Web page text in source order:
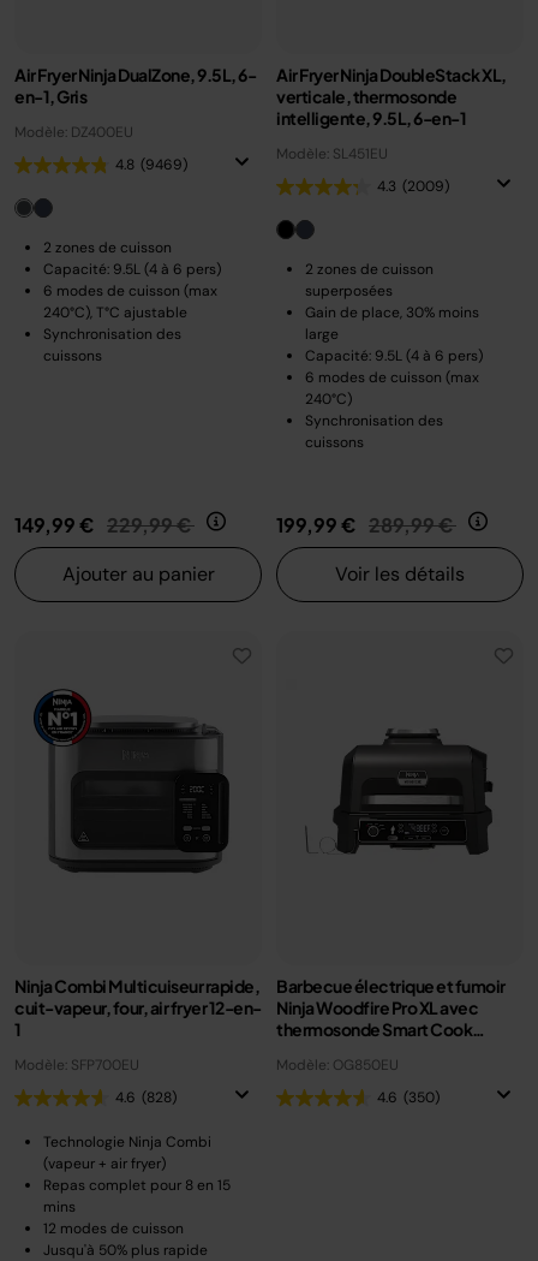
Air Fryer Ninja DualZone, 9.5L, 6-
en-1, Gris
Modèle: DZ400EU
4.8 (9469)
2 zones de cuisson
Capacité: 9.5L (4 à 6 pers)
6 modes de cuisson (max
240°C), T°C ajustable
Synchronisation des
cuissons
149,99 € Prix réduit de
229,99 € au
Ajouter au panier
Air Fryer Ninja DoubleStack XL,
verticale, thermosonde
intelligente, 9.5L, 6-en-1
Modèle: SL451EU
4.3 (2009)
2 zones de cuisson
superposées
Gain de place, 30% moins
large
Capacité: 9.5L (4 à 6 pers)
6 modes de cuisson (max
240°C)
Synchronisation des
cuissons
199,99 € Prix réduit de
289,99 € au
Voir les détails
Ninja Combi Multicuiseur rapide,
cuit-vapeur, four, air fryer 12-en-
1
Modèle: SFP700EU
4.6 (828)
Technologie Ninja Combi
(vapeur + air fryer)
Repas complet pour 8 en 15
mins
12 modes de cuisson
Jusqu'à 50% plus rapide
Barbecue électrique et fumoir
Ninja Woodfire Pro XL avec
thermosonde Smart Cook
Modèle: OG850EU
4.6 (350)